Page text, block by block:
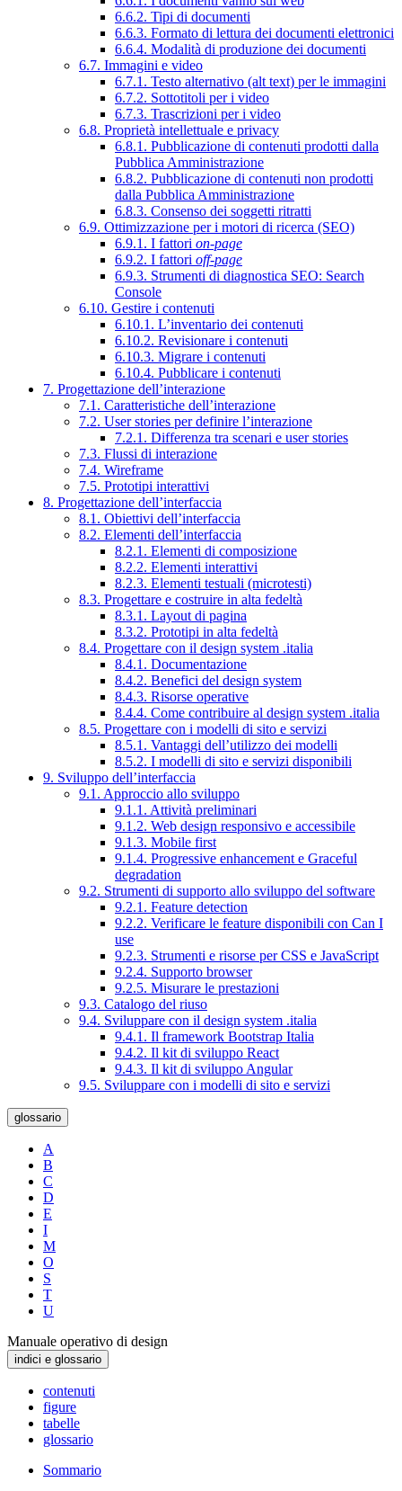
6.6.2. Tipi di documenti
6.6.3. Formato di lettura dei documenti elettronici
6.6.4. Modalità di produzione dei documenti
6.7. Immagini e video
6.7.1. Testo alternativo (alt text) per le immagini
6.7.2. Sottotitoli per i video
6.7.3. Trascrizioni per i video
6.8. Proprietà intellettuale e privacy
6.8.1. Pubblicazione di contenuti prodotti dalla
Pubblica Amministrazione
6.8.2. Pubblicazione di contenuti non prodotti
dalla Pubblica Amministrazione
6.8.3. Consenso dei soggetti ritratti
6.9. Ottimizzazione per i motori di ricerca (SEO)
6.9.1. I fattori on-page
6.9.2. I fattori off-page
6.9.3. Strumenti di diagnostica SEO: Search
Console
6.10. Gestire i contenuti
6.10.1. L’inventario dei contenuti
6.10.2. Revisionare i contenuti
6.10.3. Migrare i contenuti
6.10.4. Pubblicare i contenuti
7. Progettazione dell’interazione
7.1. Caratteristiche dell’interazione
7.2. User stories per definire l’interazione
7.2.1. Differenza tra scenari e user stories
7.3. Flussi di interazione
7.4. Wireframe
7.5. Prototipi interattivi
8. Progettazione dell’interfaccia
8.1. Obiettivi dell’interfaccia
8.2. Elementi dell’interfaccia
8.2.1. Elementi di composizione
8.2.2. Elementi interattivi
8.2.3. Elementi testuali (microtesti)
8.3. Progettare e costruire in alta fedeltà
8.3.1. Layout di pagina
8.3.2. Prototipi in alta fedeltà
8.4. Progettare con il design system .italia
8.4.1. Documentazione
8.4.2. Benefici del design system
8.4.3. Risorse operative
8.4.4. Come contribuire al design system .italia
8.5. Progettare con i modelli di sito e servizi
8.5.1. Vantaggi dell’utilizzo dei modelli
8.5.2. I modelli di sito e servizi disponibili
9. Sviluppo dell’interfaccia
9.1. Approccio allo sviluppo
9.1.1. Attività preliminari
9.1.2. Web design responsivo e accessibile
9.1.3. Mobile first
9.1.4. Progressive enhancement e Graceful
degradation
9.2. Strumenti di supporto allo sviluppo del software
9.2.1. Feature detection
9.2.2. Verificare le feature disponibili con Can I
use
9.2.3. Strumenti e risorse per CSS e JavaScript
9.2.4. Supporto browser
9.2.5. Misurare le prestazioni
9.3. Catalogo del riuso
9.4. Sviluppare con il design system .italia
9.4.1. Il framework Bootstrap Italia
9.4.2. Il kit di sviluppo React
9.4.3. Il kit di sviluppo Angular
9.5. Sviluppare con i modelli di sito e servizi
glossario
A
B
C
D
E
I
M
O
S
T
U
Manuale operativo di design
indici e glossario
contenuti
figure
tabelle
glossario
Sommario